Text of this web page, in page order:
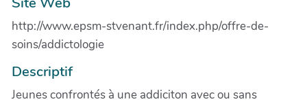
http://www.epsm-stvenant.fr/index.php/offre-de-
soins/addictologie
Descriptif
Jeunes confrontés à une addiciton avec ou sans